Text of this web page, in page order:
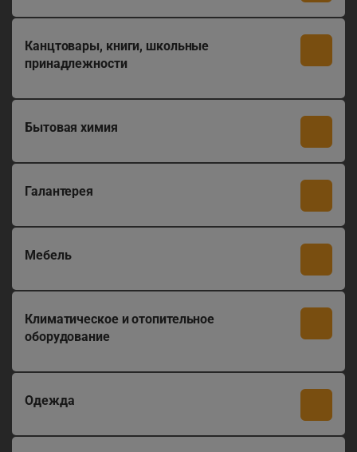
Канцтовары, книги, школьные
принадлежности
Бытовая химия
Галантерея
Мебель
Климатическое и отопительное
оборудование
Одежда